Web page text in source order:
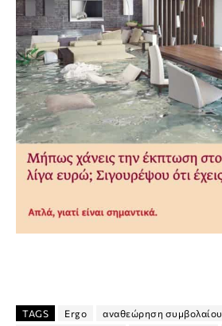
TAGS Ergo
αναθεώρηση συμβολαίου